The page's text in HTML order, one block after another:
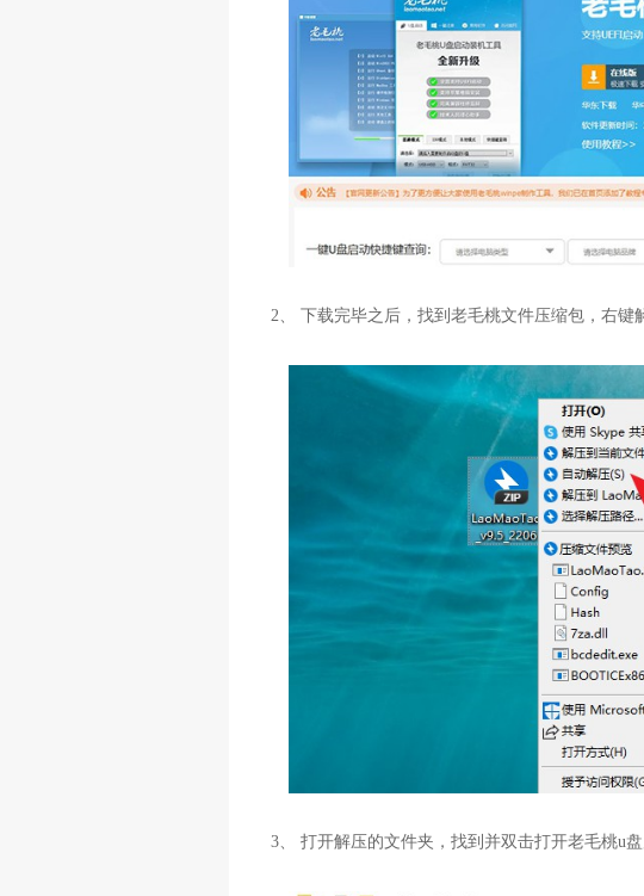
2、 下载完毕之后，找到老毛桃文件压缩包，右键
3、 打开解压的文件夹，找到并双击打开老毛桃u盘